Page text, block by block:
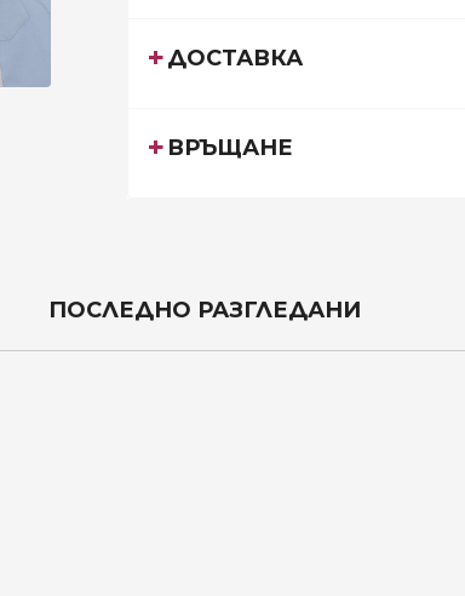
ДОСТАВКА
ВРЪЩАНЕ
ПОСЛЕДНО РАЗГЛЕДАНИ